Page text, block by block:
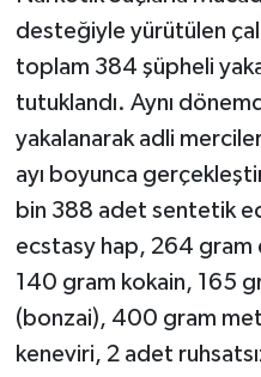
desteğiyle yürütülen
toplam 384 şüpheli
tutuklandı. Aynı
yakalanarak adli
ayı boyunca
bin 388 adet sentetik
ecstasy hap, 264 gram
140 gram kokain, 165
(bonzai), 400 gram
keneviri, 2 adet